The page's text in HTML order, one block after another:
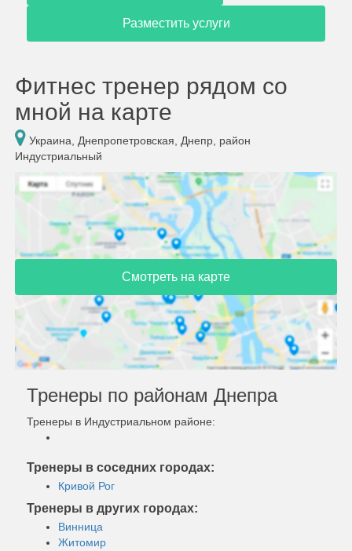
Разместить услуги
Фитнес тренер рядом со
мной на карте
Украина, Днепропетровская, Днепр, район
Индустриальный
Смотреть на карте
Тренеры по районам Днепра
Тренеры в Индустриальном районе:
Тренеры в соседних городах:
Кривой Рог
Тренеры в других городах:
Винница
Житомир